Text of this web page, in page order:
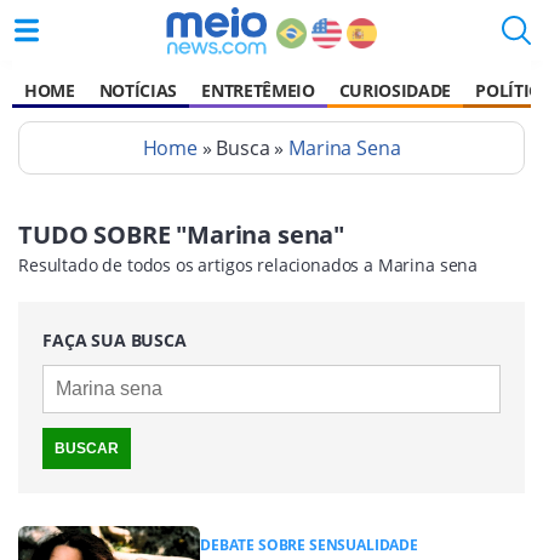
HOME NOTÍCIAS ENTRETÊMEIO CURIOSIDADE
Home» Busca » Marina Sena
TUDO SOBRE "Marina sena"
Resultado de todos os artigos relacionados a Marina sena
FAÇA SUA BUSCA
BUSCAR
DEBATE SOBRE SENSUALIDADE